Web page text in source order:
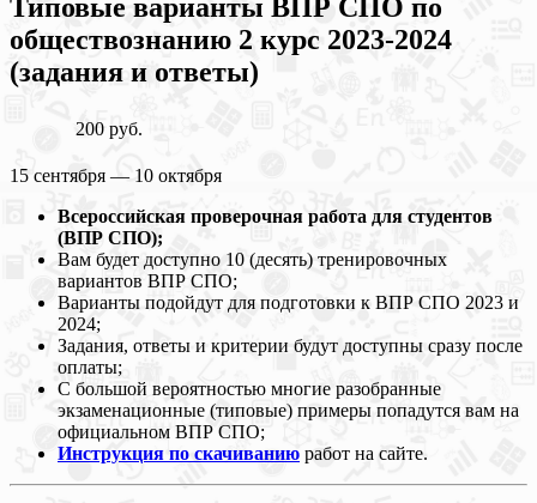
Типовые варианты ВПР СПО по
обществознанию 2 курс 2023-2024
(задания и ответы)
200 руб.
15 сентября — 10 октября
Всероссийская проверочная работа для студентов
(ВПР СПО);
Вам будет доступно 10 (десять) тренировочных
вариантов ВПР СПО;
Варианты подойдут для подготовки к ВПР СПО 2023 и
2024;
Задания, ответы и критерии будут доступны сразу после
оплаты;
С большой вероятностью многие разобранные
экзаменационные (типовые) примеры попадутся вам на
официальном ВПР СПО;
Инструкция по скачиванию работ на сайте.